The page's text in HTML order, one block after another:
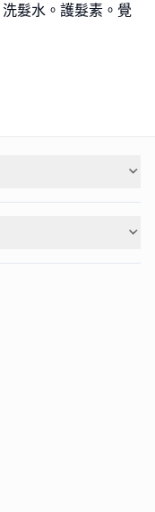
髮水。護髮素。覺